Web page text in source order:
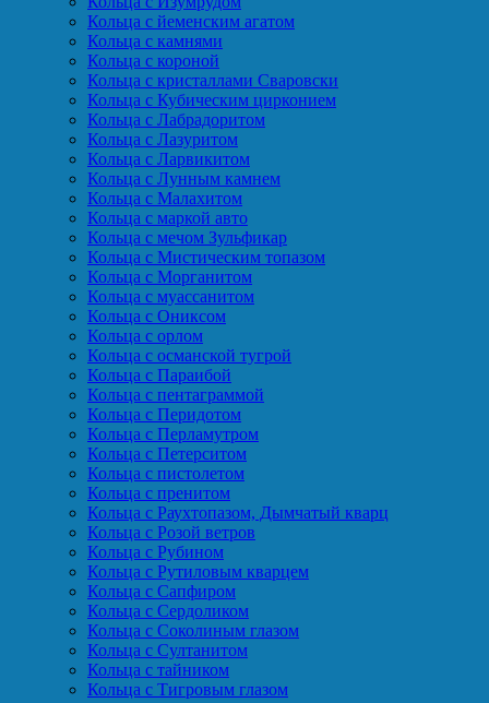
Кольца с йеменским агатом
Кольца с камнями
Кольца с короной
Кольца с кристаллами Сваровски
Кольца с Кубическим цирконием
Кольца с Лабрадоритом
Кольца с Лазуритом
Кольца с Ларвикитом
Кольца с Лунным камнем
Кольца с Малахитом
Кольца с маркой авто
Кольца с мечом Зульфикар
Кольца с Мистическим топазом
Кольца с Морганитом
Кольца с муассанитом
Кольца с Ониксом
Кольца с орлом
Кольца с османской тугрой
Кольца с Параибой
Кольца с пентаграммой
Кольца с Перидотом
Кольца с Перламутром
Кольца с Петерситом
Кольца с пистолетом
Кольца с пренитом
Кольца с Раухтопазом, Дымчатый кварц
Кольца с Розой ветров
Кольца с Рубином
Кольца с Рутиловым кварцем
Кольца с Сапфиром
Кольца с Сердоликом
Кольца с Соколиным глазом
Кольца с Султанитом
Кольца с тайником
Кольца с Тигровым глазом